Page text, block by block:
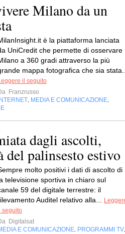
Milano da un
è la piattaforma lanciata
UniCredit che permette di osservare
a 360 gradi attraverso la più
mappa fotografica che sia
il seguito
Franzrusso
INTERNET, MEDIA E COMUNICAZIONE,
dagli ascolti,
del palinsesto estivo
molto positivi i dati di ascolto di
televisione sportiva in chiaro sul
59 del digitale terrestre: il
Auditel relativo alla...
seguito
Digitalsat
E COMUNICAZIONE, PROGRAMMI TV,